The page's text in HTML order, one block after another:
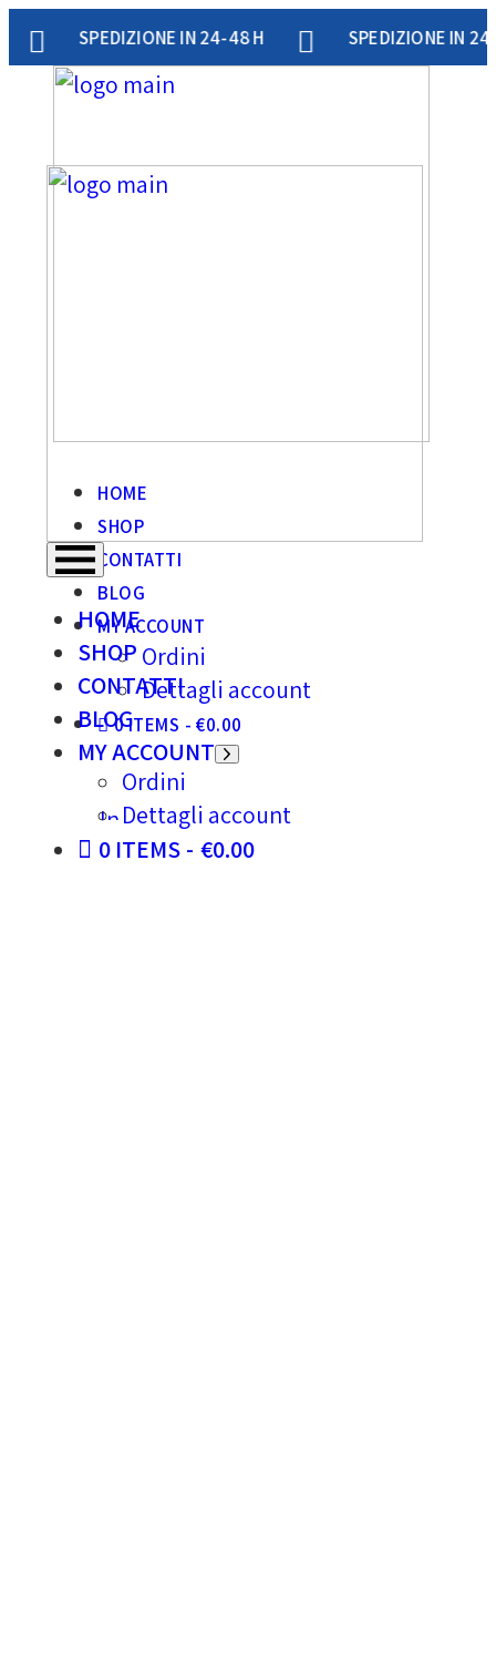
IN 24-48 H SPEDIZIONE IN 24-48 H
HOME
SHOP
CONTATTI
BLOG
MY ACCOUNT
Ordini
Dettagli account
0 ITEMS €0.00
HOME
SHOP
CONTATTI
BLOG
MY ACCOUNT
Ordini
Dettagli account
0 ITEMS
€0.00